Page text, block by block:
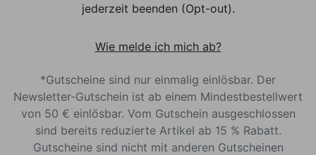
jederzeit beenden (Opt-out).
Wie melde ich mich ab?
*Gutscheine sind nur einmalig einlösbar. Der
Newsletter-Gutschein ist ab einem Mindestbestellwert
von 50 € einlösbar. Vom Gutschein ausgeschlossen
sind bereits reduzierte Artikel ab 15 % Rabatt.
Gutscheine sind nicht mit anderen Gutscheinen